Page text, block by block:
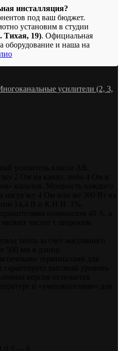
инсталляция?
под ваш бюджет.
установим в студии
Тихая, 19). Официальная
оборудование и наша на
усилители (2, 3,